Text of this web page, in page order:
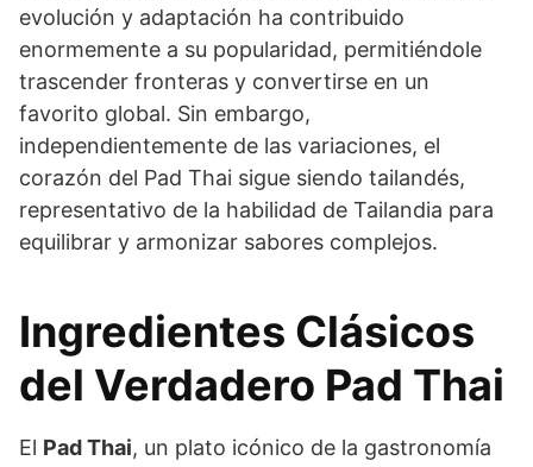
evolución y adaptación ha contribuido
enormemente a su popularidad, permitiéndole
trascender fronteras y convertirse en un
favorito global. Sin embargo,
independientemente de las variaciones, el
corazón del Pad Thai sigue siendo tailandés,
representativo de la habilidad de Tailandia para
equilibrar y armonizar sabores complejos.
Ingredientes Clásicos
del Verdadero Pad Thai
El Pad Thai, un plato icónico de la gastronomía